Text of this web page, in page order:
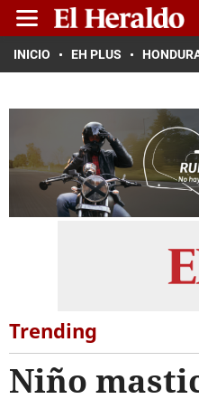
INICIO EH PLUS
Trending
Niño